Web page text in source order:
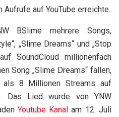
Aufrufe auf YouTube erreichte.
BSlime mehrere Songs,
„Slime Dreams“ und „Stop
SoundCloud millionenfach
Song „Slime Dreams“ fallen,
8 Millionen Streams auf
Das Lied wurde von YNW
Youtube Kanal am 12. Juli